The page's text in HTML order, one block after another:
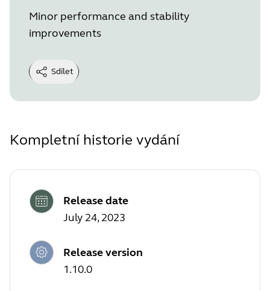
Minor performance and stability
improvements
Sdílet
Kompletní historie vydání
Release date
July 24, 2023
Release version
1.10.0